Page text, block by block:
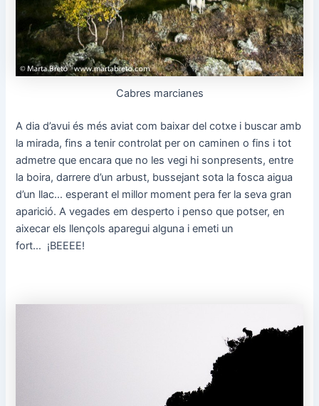
Cabres marcianes
A dia d’avui és més aviat com baixar del cotxe i buscar amb
la mirada, fins a tenir controlat per on caminen o fins i tot
admetre que encara que no les vegi hi sonpresents, entre
la boira, darrere d’un arbust, bussejant sota la fosca aigua
d’un llac… esperant el millor moment pera fer la seva gran
aparició. A vegades em desperto i penso que potser, en
aixecar els llençols aparegui alguna i emeti un
fort… ¡BEEEE!